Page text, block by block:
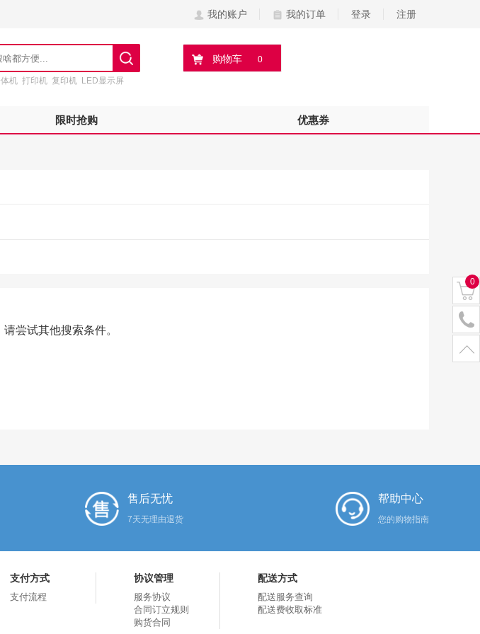
我的账户 我的订单 登录 注册
购物车 0
机 打印机 复印机 LED显示屏
限时抢购 优惠券
尝试其他搜索条件。
售后无忧
7天无理由退货
帮助中心
您的购物指南
支付方式
支付流程
协议管理
服务协议
合同订立规则
购货合同
配送方式
配送服务查询
配送费收取标准
0